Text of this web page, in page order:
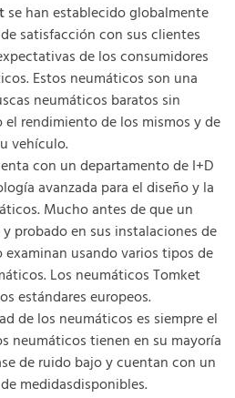
se han establecido globalmente
satisfacción con sus clientes
de los consumidores
Estos neumáticos son una
neumáticos baratos sin
rendimiento de los mismos y de
vehículo.
con un departamento de I+D
avanzada para el diseño y la
Mucho antes de que un
probado en sus instalaciones de
usando varios tipos de
Los neumáticos Tomket
estándares europeos.
de los neumáticos es siempre el
neumáticos tienen en su mayoría
de ruido bajo y cuentan con un
medidasdisponibles.